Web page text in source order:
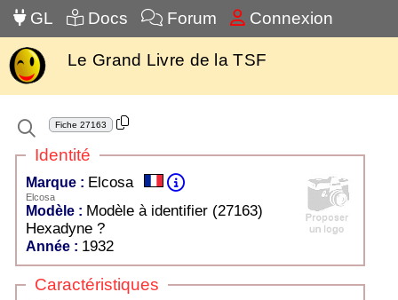
GL Docs Forum Connexion
Le Grand Livre de la TSF
Fiche 27163
Identité
Marque : Elcosa
Elcosa
Modèle : Modèle à identifier (27163)
Hexadyne ?
Année : 1932
Caractéristiques